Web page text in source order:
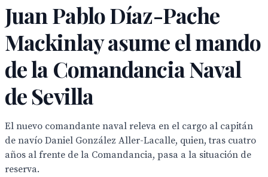
Juan Pablo Díaz-Pache
Mackinlay asume el mando
de la Comandancia Naval
de Sevilla
El nuevo comandante naval releva en el cargo al capitán
de navío Daniel González Aller-Lacalle, quien, tras cuatro
años al frente de la Comandancia, pasa a la situación de
reserva.